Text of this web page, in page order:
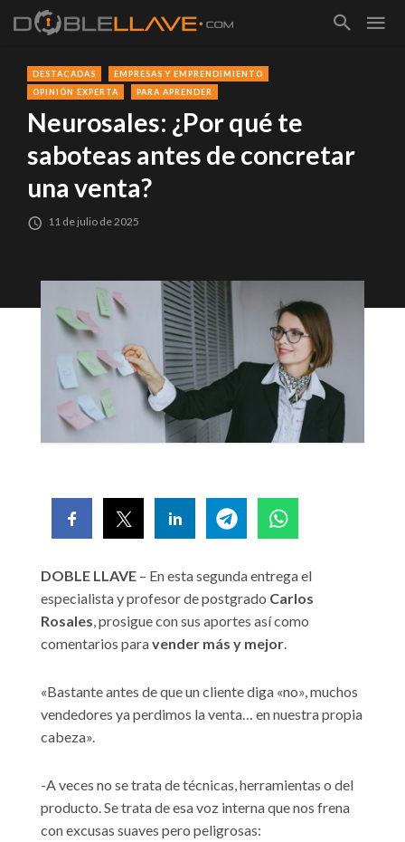
DESTACADAS
EMPRESAS Y EMPRENDIMIENTO
OPINIÓN EXPERTA
PARA APRENDER
Neurosales: ¿Por qué te
saboteas antes de concretar
una venta?
11 de julio de 2025
DOBLE LLAVE – En esta segunda entrega el
especialista y profesor de postgrado Carlos
Rosales, prosigue con sus aportes así como
comentarios paravender más y mejor.
«Bastante antes de que un cliente diga «no», muchos
vendedores ya perdimos la venta… en nuestra propia
cabeza».
-A veces no se trata de técnicas, herramientas o del
producto. Se trata de esa voz interna que nos frena
con excusas suaves pero peligrosas: